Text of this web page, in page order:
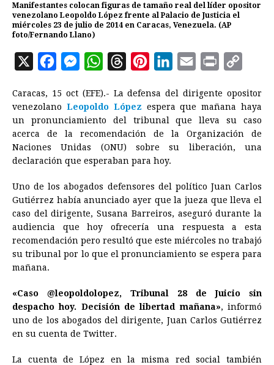
Manifestantes colocan figuras de tamaño real del líder opositor
venezolano Leopoldo López frente al Palacio de Justicia el
miércoles 23 de julio de 2014 en Caracas, Venezuela. (AP
foto/Fernando Llano)
X
c
e
b
o
k
M
s
s
e
n
e
r
W
a
t
s
A
p
r
a
n
t
e
r
s
n
k
e
d
n
a
l
i
t
p
y
L
k
Caracas, 15 oct (EFE).- La defensa del dirigente opositor
venezolano Leopoldo López espera que mañana haya
un pronunciamiento del tribunal que lleva su caso
acerca de la recomendación de la Organización de
Naciones Unidas (ONU) sobre su liberación, una
declaración que esperaban para hoy.
Uno de los abogados defensores del político Juan Carlos
Gutiérrez había anunciado ayer que la jueza que lleva el
caso del dirigente, Susana Barreiros, aseguró durante la
audiencia que hoy ofrecería una respuesta a esta
recomendación pero resultó que este miércoles no trabajó
su tribunal por lo que el pronunciamiento se espera para
mañana.
«Caso @leopoldolopez, Tribunal 28 de Juicio sin
despacho hoy. Decisión de libertad mañana», informó
uno de los abogados del dirigente, Juan Carlos Gutiérrez
en su cuenta de Twitter.
La cuenta de López en la misma red social también